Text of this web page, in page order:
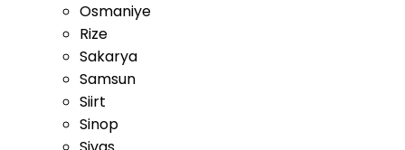
Osmaniye
Rize
Sakarya
Samsun
Siirt
Sinop